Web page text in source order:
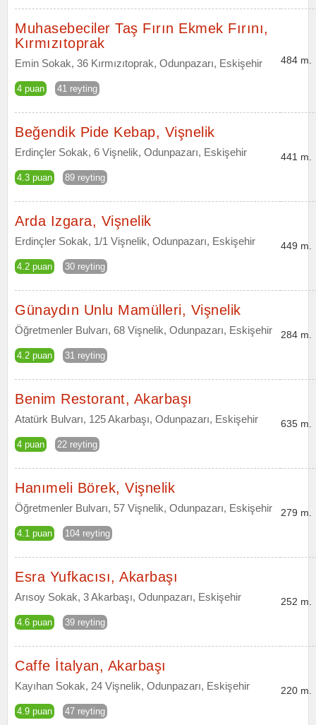
Muhasebeciler Taş Fırın Ekmek Fırını,
Kırmızıtoprak
Emin Sokak, 36 Kırmızıtoprak, Odunpazarı, Eskişehir
4 puan 41 reyting
484 m.
Beğendik Pide Kebap, Vişnelik
Erdinçler Sokak, 6 Vişnelik, Odunpazarı, Eskişehir
4.3 puan 89 reyting
441 m.
Arda Izgara, Vişnelik
Erdinçler Sokak, 1/1 Vişnelik, Odunpazarı, Eskişehir
4.2 puan 30 reyting
449 m.
Günaydın Unlu Mamülleri, Vişnelik
Öğretmenler Bulvarı, 68 Vişnelik, Odunpazarı, Eskişehir
4.2 puan 31 reyting
284 m.
Benim Restorant, Akarbaşı
Atatürk Bulvarı, 125 Akarbaşı, Odunpazarı, Eskişehir
4 puan 22 reyting
635 m.
Hanımeli Börek, Vişnelik
Öğretmenler Bulvarı, 57 Vişnelik, Odunpazarı, Eskişehir
4.1 puan 104 reyting
279 m.
Esra Yufkacısı, Akarbaşı
Arısoy Sokak, 3 Akarbaşı, Odunpazarı, Eskişehir
4.6 puan 39 reyting
252 m.
Caffe İtalyan, Akarbaşı
Kayıhan Sokak, 24 Vişnelik, Odunpazarı, Eskişehir
4.9 puan 47 reyting
220 m.